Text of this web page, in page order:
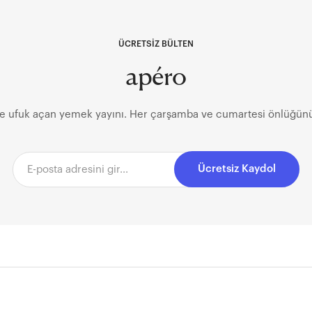
ÜCRETSİZ BÜLTEN
apéro
ufuk açan yemek yayını. Her çarşamba ve cumartesi
Ücretsiz Kaydol